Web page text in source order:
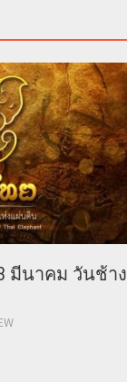
มีนาคม วันช้าง